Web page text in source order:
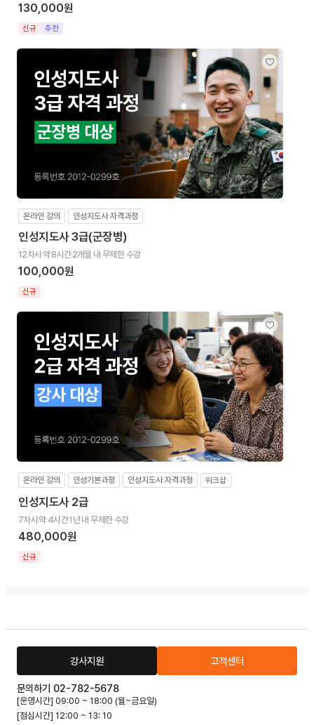
130,000원
신규 추천
온라인 강의 인성지도사 자격과정
인성지도사 3급(군장병)
12차시약 8시간2개월 내 무제한 수강
100,000원
신규
온라인 강의 인성기본과정 인성지도사 자격과정 워크샵
인성지도사 2급
7차시약 4시간1년 내 무제한 수강
480,000원
신규
강사지원 고객센터
문의하기 02-782-5678
[운영시간] 09:00 ~ 18:00 (월~금요일)
[점심시간] 12:00 ~ 13: 10